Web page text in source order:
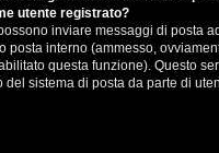
utente registrato?
inviare messaggi di posta
posta interno (ammesso,
questa funzione). Questo
del sistema di posta da parte di